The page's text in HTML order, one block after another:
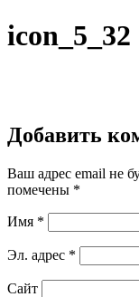
icon_5_32
Добавить
Ваш адрес email не
помечены *
Имя *
Эл. адрес *
Сайт